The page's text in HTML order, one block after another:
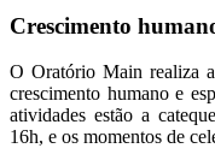
Crescimento
O Oratório Main realiza
crescimento humano e
atividades estão a
16h, e os momentos de